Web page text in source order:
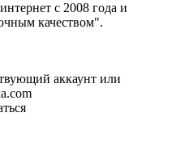
c 2008 года и
качеством".
аккаунт или